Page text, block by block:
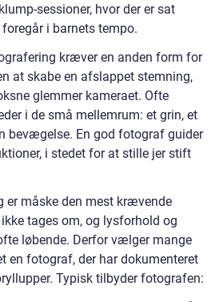
sessioner, hvor der er sat
i barnets tempo.
kræver en anden form for
at skabe en afslappet stemning,
glemmer kameraet. Ofte
i de små mellemrum: et grin, et
bevægelse. En god fotograf guider
i stedet for at stille jer stift
er måske den mest krævende
tages om, og lysforhold og
løbende. Derfor vælger mange
en fotograf, der har dokumenteret
Typisk tilbyder fotografen: